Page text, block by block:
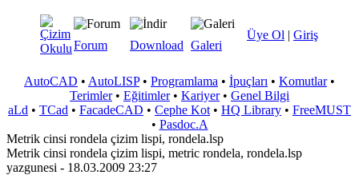
Üye Ol | Giriş
Forum Download Galeri
AutoCAD • AutoLISP• Programlama • İpuçları • Komutlar•
Terimler• Eğitimler• Kariyer• Genel Bilgi
aLd • TCad • FacadeCAD • Cephe Kot • HQ Library • FreeMUST
• Pasdoc.A
Metrik cinsi rondela çizim lispi, rondela.lsp
Metrik cinsi rondela çizim lispi, metric rondela, rondela.lsp
yazgunesi - 18.03.2009 23:27